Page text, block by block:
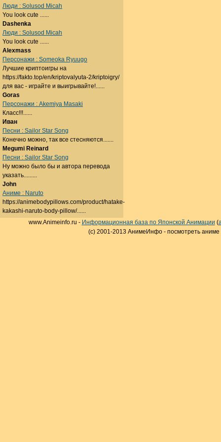
Люди : Solusod Micah
You look cute ......
Dashenka
Люди : Solusod Micah
You look cute ......
Alexmass
Персонажи : Someoka Ryuugo
Лучшие криптоигры на
https://fakto.top/en/kriptovalyuta-2/kriptoigry/
для вас - играйте и выигрывайте!......
Goras
Персонажи : Akemiya Masaki
Класс!!!......
Иван
Песни : Sailor Star Song
Конечно можно, так все стесняются.......
Megumi Reinard
Песни : Sailor Star Song
Ну можно было бы и автора перевода
указать.........
John
Аниме : Naruto
https://animebodypillows.com/product/hatake-
kakashi-naruto-body-pillow/......
www.Animeinfo.ru - Информационная база по Японской Анимации (
(c) 2001-2013 АнимеИнфо - посмотреть аниме